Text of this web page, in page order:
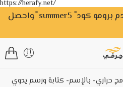
https://herafy.net/
بمناسبة فصل الصيف استخدم برومو كود ً summer5 ًواحصل
مج حراري- بالإسم- كتابة ورسم يدوي